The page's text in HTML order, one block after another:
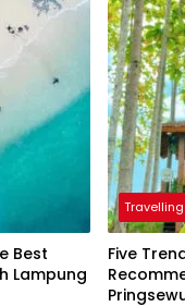
Best
Lampung
Travelling
Five